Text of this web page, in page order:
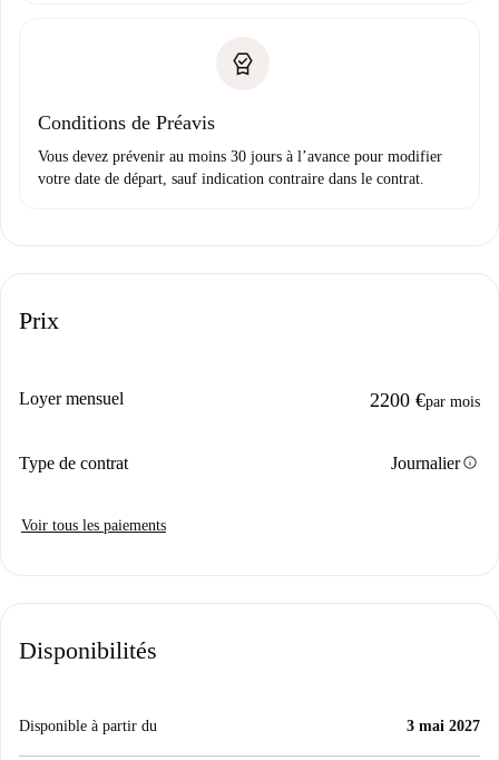
Conditions de Préavis
Vous devez prévenir au moins 30 jours à l’avance pour modifier
votre date de départ, sauf indication contraire dans le contrat.
Prix
Loyer mensuel 2200 €par mois
Type de contrat Journalierinfo
Voir tous les paiements
Disponibilités
Disponible à partir du 3 mai 2027